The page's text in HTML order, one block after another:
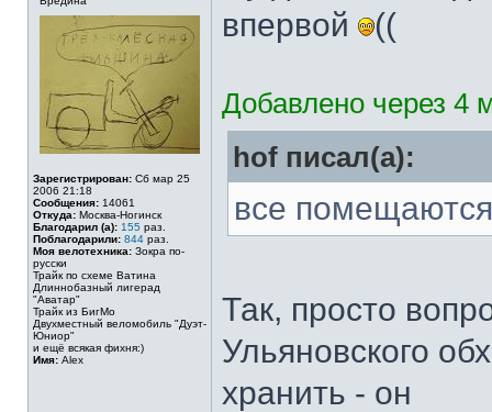
Зарегистрирован: Сб мар 25
2006 21:18
Сообщения: 14061
Откуда: Москва-Ногинск
Благодарил (а): 155 раз.
Поблагодарили: 844 раз.
Моя велотехника: Зокра по-
русски
Трайк по схеме Ватина
Длиннобазный лигерад
"Аватар"
Трайк из БигМо
Двухместный веломобиль "Дуэт-
Юниор"
и ещё всякая фихня:)
Имя: Alex
впервой
((
Добавлено через 4
hof писал(а):
все
Так, просто
Ульяновского
хранить - он